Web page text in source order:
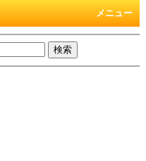
メニュー